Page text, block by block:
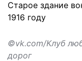
Старое здание
1916 году
©vk.com/Клуб
дорог